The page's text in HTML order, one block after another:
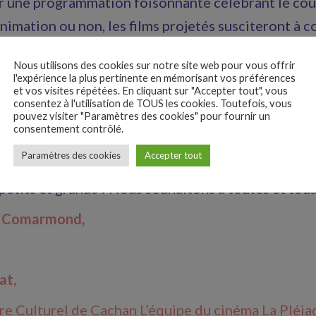
ou non, les films projetés susciteront à
à partager collectivement de grands
sommes attachés : la salle de cinéma. Les
belle occasion de prolonger le travail, que
réalisé quotidiennement par les salles
scolaires. Nous nous réjouissons
La Pléiade, après quoi les cachanaises et les
et grands ! Nous souhaitons à toutes et
Culturel de Cachan L’équipe du cinéma La
Nous utilisons des cookies sur notre site web pour vous offrir
l'expérience la plus pertinente en mémorisant vos préférences
et vos visites répétées. En cliquant sur "Accepter tout", vous
consentez à l'utilisation de TOUS les cookies. Toutefois, vous
pouvez visiter "Paramètres des cookies" pour fournir un
consentement contrôlé.
Paramètres des cookies Accepter tout